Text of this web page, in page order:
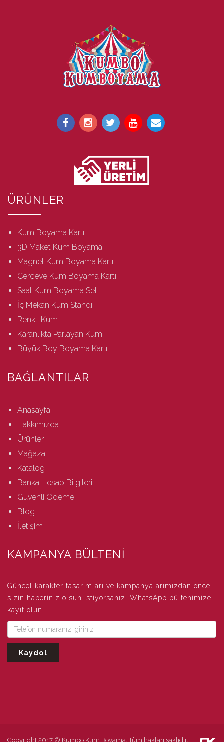
ÜRÜNLER
Kum Boyama Kartı
3D Maket Kum Boyama
Magnet Kum Boyama Kartı
Çerçeve Kum Boyama Kartı
Saat Kum Boyama Seti
İç Mekan Kum Standı
Renkli Kum
Karanlıkta Parlayan Kum
Büyük Boy Boyama Kartı
BAĞLANTILAR
Anasayfa
Hakkımızda
Ürünler
Mağaza
Katalog
Banka Hesap Bilgileri
Güvenli Ödeme
Blog
İletişim
KAMPANYA BÜLTENİ
Güncel karakter tasarımları ve kampanyalarımızdan önce
sizin haberiniz olsun istiyorsanız, WhatsApp bültenimize
kayıt olun!
Copyright 2017 © Kumbo Kum Boyama. Tüm hakları saklıdır.